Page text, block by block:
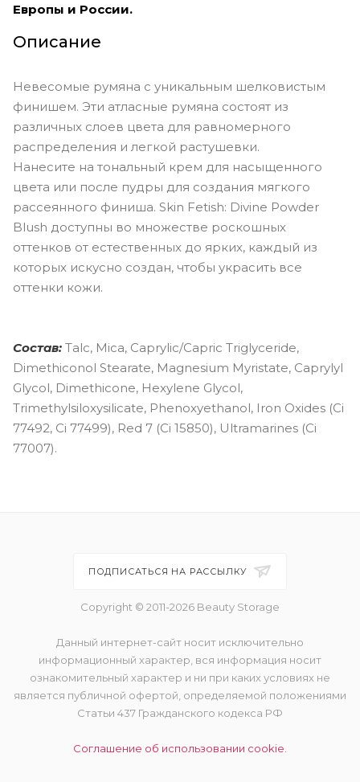
Европы и России.
Описание
Невесомые румяна с уникальным шелковистым
финишем. Эти атласные румяна состоят из
различных слоев цвета для равномерного
распределения и легкой растушевки.
Нанесите на тональный крем для насыщенного
цвета или после пудры для создания мягкого
рассеянного финиша. Skin Fetish: Divine Powder
Blush доступны во множестве роскошных
оттенков от естественных до ярких, каждый из
которых искусно создан, чтобы украсить все
оттенки кожи.
Состав: Talc, Mica, Caprylic/Capric Triglyceride,
Dimethiconol Stearate, Magnesium Myristate, Caprylyl
Glycol, Dimethicone, Hexylene Glycol,
Trimethylsiloxysilicate, Phenoxyethanol, Iron Oxides (Ci
77492, Ci 77499), Red 7 (Ci 15850), Ultramarines (Ci
77007).
ПОДПИСАТЬСЯ НА РАССЫЛКУ
Copyright © 2011-2026 Beauty Storage
Данный интернет-сайт носит исключительно
информационный характер, вся информация носит
ознакомительный характер и ни при каких условиях не
является публичной офертой, определяемой положениями
Статьи 437 Гражданского кодекса РФ
Соглашение об использовании cookie.